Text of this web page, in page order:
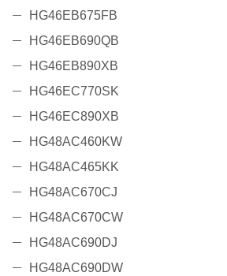
HG46EB675FB
HG46EB690QB
HG46EB890XB
HG46EC770SK
HG46EC890XB
HG48AC460KW
HG48AC465KK
HG48AC670CJ
HG48AC670CW
HG48AC690DJ
HG48AC690DW